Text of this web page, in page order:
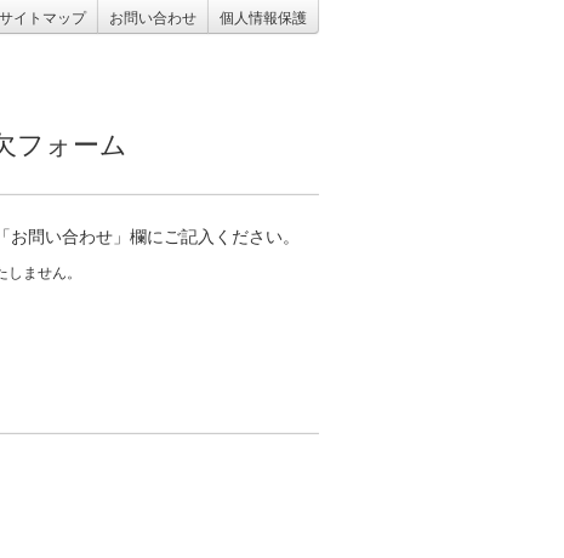
サイトマップ お問い合わせ 個人情報保護
フォーム
問い合わせ」欄にご記入ください。
ません。